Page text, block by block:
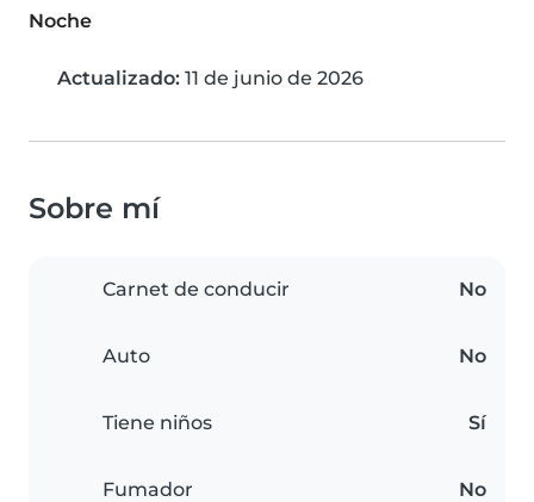
Noche
Actualizado: 11 de junio de 2026
Sobre mí
Carnet de conducir No
Auto No
Tiene niños Sí
Fumador No